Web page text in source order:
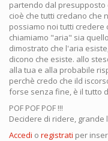
partendo dal
cioè che tutti credano che
possiamo noi tutti credere
chiamiamo "aria" sia
dimostrato che l'aria
dicono che esiste. allo
alla tua e alla probabile
perchè credo che ild
forse senza fine, è il tutto
POF POF POF !!!
Decidere di ridere, grande
Accedi o registrati per